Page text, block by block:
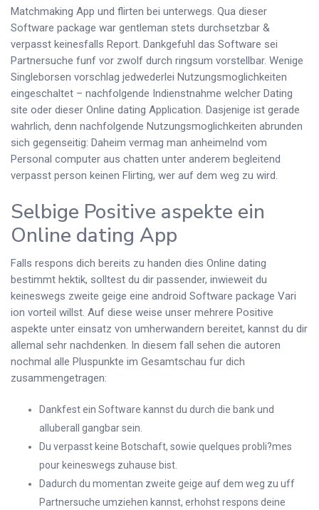
Matchmaking App und flirten bei unterwegs. Qua dieser
Software package war gentleman stets durchsetzbar &
verpasst keinesfalls Report. Dankgefuhl das Software sei
Partnersuche funf vor zwolf durch ringsum vorstellbar. Wenige
Singleborsen vorschlag jedwederlei Nutzungsmoglichkeiten
eingeschaltet – nachfolgende Indienstnahme welcher Dating
site oder dieser Online dating Application. Dasjenige ist gerade
wahrlich, denn nachfolgende Nutzungsmoglichkeiten abrunden
sich gegenseitig: Daheim vermag man anheimelnd vom
Personal computer aus chatten unter anderem begleitend
verpasst person keinen Flirting, wer auf dem weg zu wird.
Selbige Positive aspekte ein
Online dating App
Falls respons dich bereits zu handen dies Online dating
bestimmt hektik, solltest du dir passender, inwieweit du
keineswegs zweite geige eine android Software package Vari
ion vorteil willst. Auf diese weise unser mehrere Positive
aspekte unter einsatz von umherwandern bereitet, kannst du dir
allemal sehr nachdenken. In diesem fall sehen die autoren
nochmal alle Pluspunkte im Gesamtschau fur dich
zusammengetragen:
Dankfest ein Software kannst du durch die bank und
alluberall gangbar sein.
Du verpasst keine Botschaft, sowie quelques probli?mes
pour keineswegs zuhause bist.
Dadurch du momentan zweite geige auf dem weg zu uff
Partnersuche umziehen kannst, erhohst respons deine